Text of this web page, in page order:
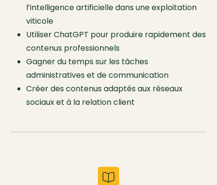
l’intelligence artificielle dans une exploitation
viticole
Utiliser ChatGPT pour produire rapidement des
contenus professionnels
Gagner du temps sur les tâches
administratives et de communication
Créer des contenus adaptés aux réseaux
sociaux et à la relation client